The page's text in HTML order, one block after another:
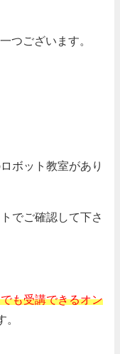
つございます。
ボット教室があり
でご確認して下さ
も受講できるオン
。